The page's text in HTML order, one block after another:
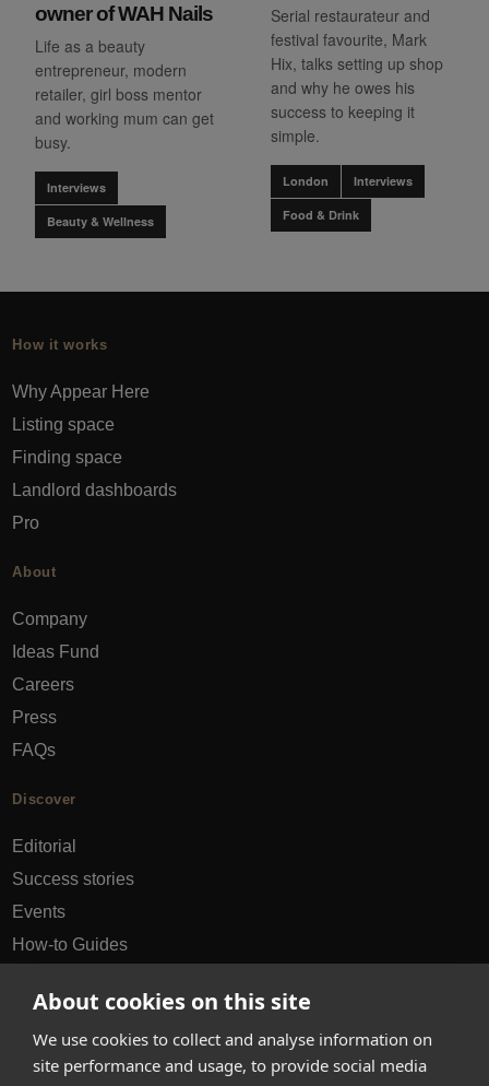
About cookies on this site
We use cookies to collect and analyse information on
site performance and usage, to provide social media
owner of WAH Nails
Life as a beauty
entrepreneur, modern
retailer, girl boss mentor
and working mum can get
busy.
Interviews
Beauty & Wellness
Serial restaurateur and
festival favourite, Mark
Hix, talks setting up shop
and why he owes his
success to keeping it
simple.
London Interviews
Food & Drink
How it works
Why Appear Here
Listing space
Finding space
Landlord dashboards
Pro
About
Company
Ideas Fund
Careers
Press
FAQs
Discover
Editorial
Success stories
Events
How-to Guides
hello@appearhere.co.uk